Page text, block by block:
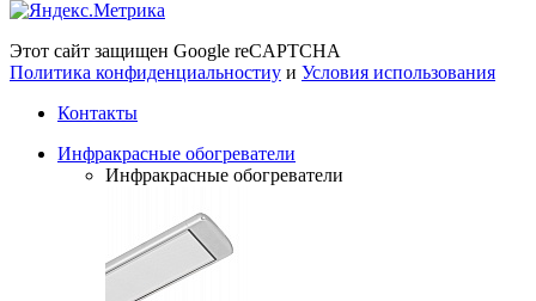
Этот сайт защищен Google reCAPTCHA
Политика конфиденциальностиy и Условия использования
Контакты
Инфракрасные обогреватели
Инфракрасные обогреватели